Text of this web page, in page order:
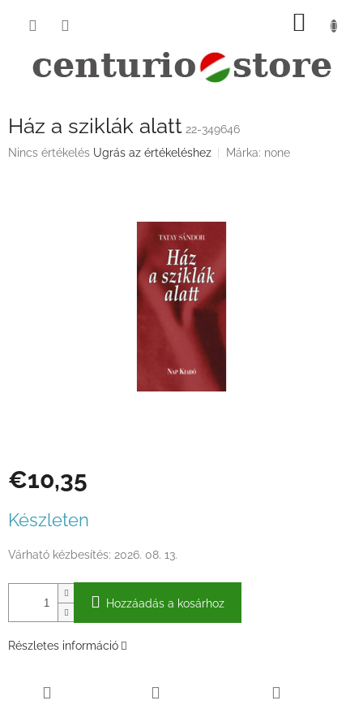
KOSÁR
Ház a sziklák alatt 22-349646
A
Nincs értékelés Ugrás az értékeléshez Márka: none
€10,35
Készleten
Várható kézbesítés: 2026. 08. 13.
Hozzáadás a kosárhoz
Részletes információ